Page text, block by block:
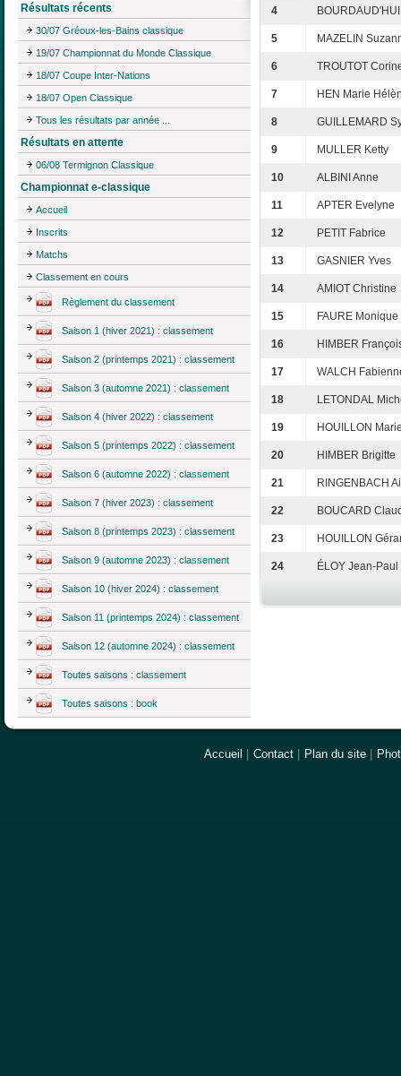
Résultats récents
30/07 Gréoux-les-Bains classique
19/07 Championnat du Monde Classique
18/07 Coupe Inter-Nations
18/07 Open Classique
Tous les résultats par année ...
Résultats en attente
06/08 Termignon Classique
Championnat e-classique
Accueil
Inscrits
Matchs
Classement en cours
Règlement du classement
Saison 1 (hiver 2021) : classement
Saison 2 (printemps 2021) : classement
Saison 3 (automne 2021) : classement
Saison 4 (hiver 2022) : classement
Saison 5 (printemps 2022) : classement
Saison 6 (automne 2022) : classement
Saison 7 (hiver 2023) : classement
Saison 8 (printemps 2023) : classement
Saison 9 (automne 2023) : classement
Saison 10 (hiver 2024) : classement
Saison 11 (printemps 2024) : classement
Saison 12 (automne 2024) : classement
Toutes saisons : classement
Toutes saisons : book
4
5 MAZELIN
6 TROUTOT
7 HEN Marie
8 GUILLEMARD
9 MULLER Ketty
10 ALBINI Anne
11 APTER Evelyne
12 PETIT Fabrice
13 GASNIER Yves
14 AMIOT Christine
15 FAURE Monique
16 HIMBER
17 WALCH
18 LETONDAL
19 HOUILLON
20 HIMBER Brigitte
21 RINGENBACH
22 BOUCARD
23 HOUILLON
24 ÉLOY Jean-Paul
Accueil | Contact | Plan du site |